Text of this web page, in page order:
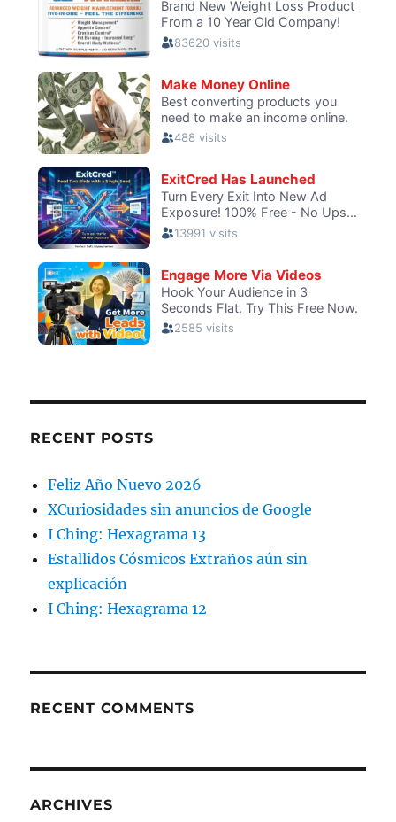
RECENT POSTS
Feliz Año Nuevo 2026
XCuriosidades sin anuncios de Google
I Ching: Hexagrama 13
Estallidos Cósmicos Extraños aún sin
explicación
I Ching: Hexagrama 12
RECENT COMMENTS
ARCHIVES